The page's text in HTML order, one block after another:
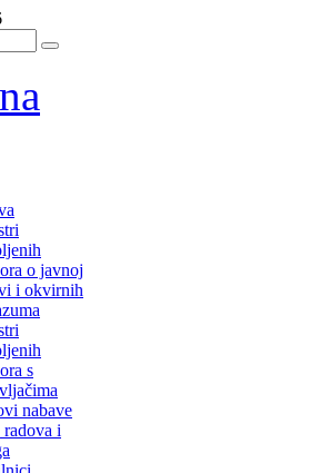
o javnoj
i okvirnih
s
nabave
radova i